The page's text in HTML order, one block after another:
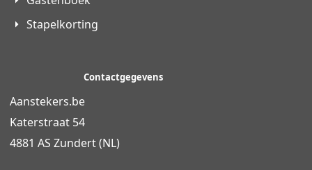
Stapelkorting
Contactgegevens
Aanstekers.be
Katerstraat 54
4881 AS Zundert (NL)